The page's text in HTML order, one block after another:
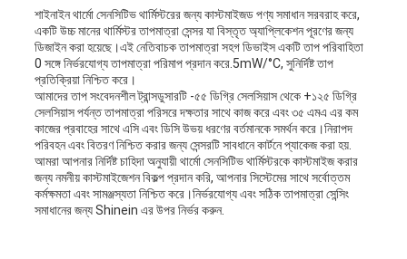
শাইনাইন থার্মো সেনসিটিভ থার্মিস্টরের জন্য কাস্টমাইজড পণ্য সমাধান সরবরাহ করে,
একটি উচ্চ মানের থার্মিস্টর তাপমাত্রা সেন্সর যা বিস্তৃত অ্যাপ্লিকেশন পূরণের জন্য
ডিজাইন করা হয়েছে।এই নেতিবাচক তাপমাত্রা সহগ ডিভাইস একটি তাপ পরিবাহিতা
0 সঙ্গে নির্ভরযোগ্য তাপমাত্রা পরিমাপ প্রদান করে.5mW/°C, সুনির্দিষ্ট তাপ
প্রতিক্রিয়া নিশ্চিত করে।
আমাদের তাপ সংবেদনশীল ট্রান্সডুসারটি -৫৫ ডিগ্রি সেলসিয়াস থেকে +১২৫ ডিগ্রি
সেলসিয়াস পর্যন্ত তাপমাত্রা পরিসরে দক্ষতার সাথে কাজ করে এবং ৩৫ এমএ এর কম
কাজের প্রবাহের সাথে এসি এবং ডিসি উভয় ধরণের বর্তমানকে সমর্থন করে।নিরাপদ
পরিবহন এবং বিতরণ নিশ্চিত করার জন্য সেন্সরটি সাবধানে কার্টনে প্যাকেজ করা হয়.
আমরা আপনার নির্দিষ্ট চাহিদা অনুযায়ী থার্মো সেনসিটিভ থার্মিস্টরকে কাস্টমাইজ করার
জন্য নমনীয় কাস্টমাইজেশন বিকল্প প্রদান করি, আপনার সিস্টেমের সাথে সর্বোত্তম
কর্মক্ষমতা এবং সামঞ্জস্যতা নিশ্চিত করে।নির্ভরযোগ্য এবং সঠিক তাপমাত্রা সেন্সিং
সমাধানের জন্য Shinein এর উপর নির্ভর করুন.